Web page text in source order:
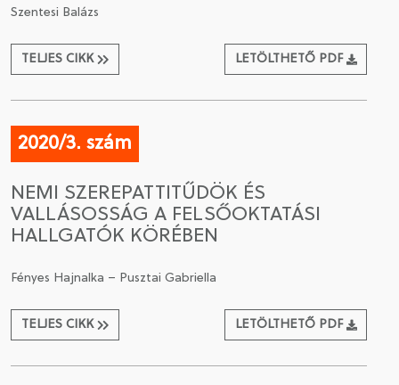
Szentesi Balázs
TELJES CIKK LETÖLTHETŐ PDF
2020/3. szám
NEMI SZEREPATTITŰDÖK ÉS
VALLÁSOSSÁG A FELSŐOKTATÁSI
HALLGATÓK KÖRÉBEN
Fényes Hajnalka – Pusztai Gabriella
TELJES CIKK LETÖLTHETŐ PDF